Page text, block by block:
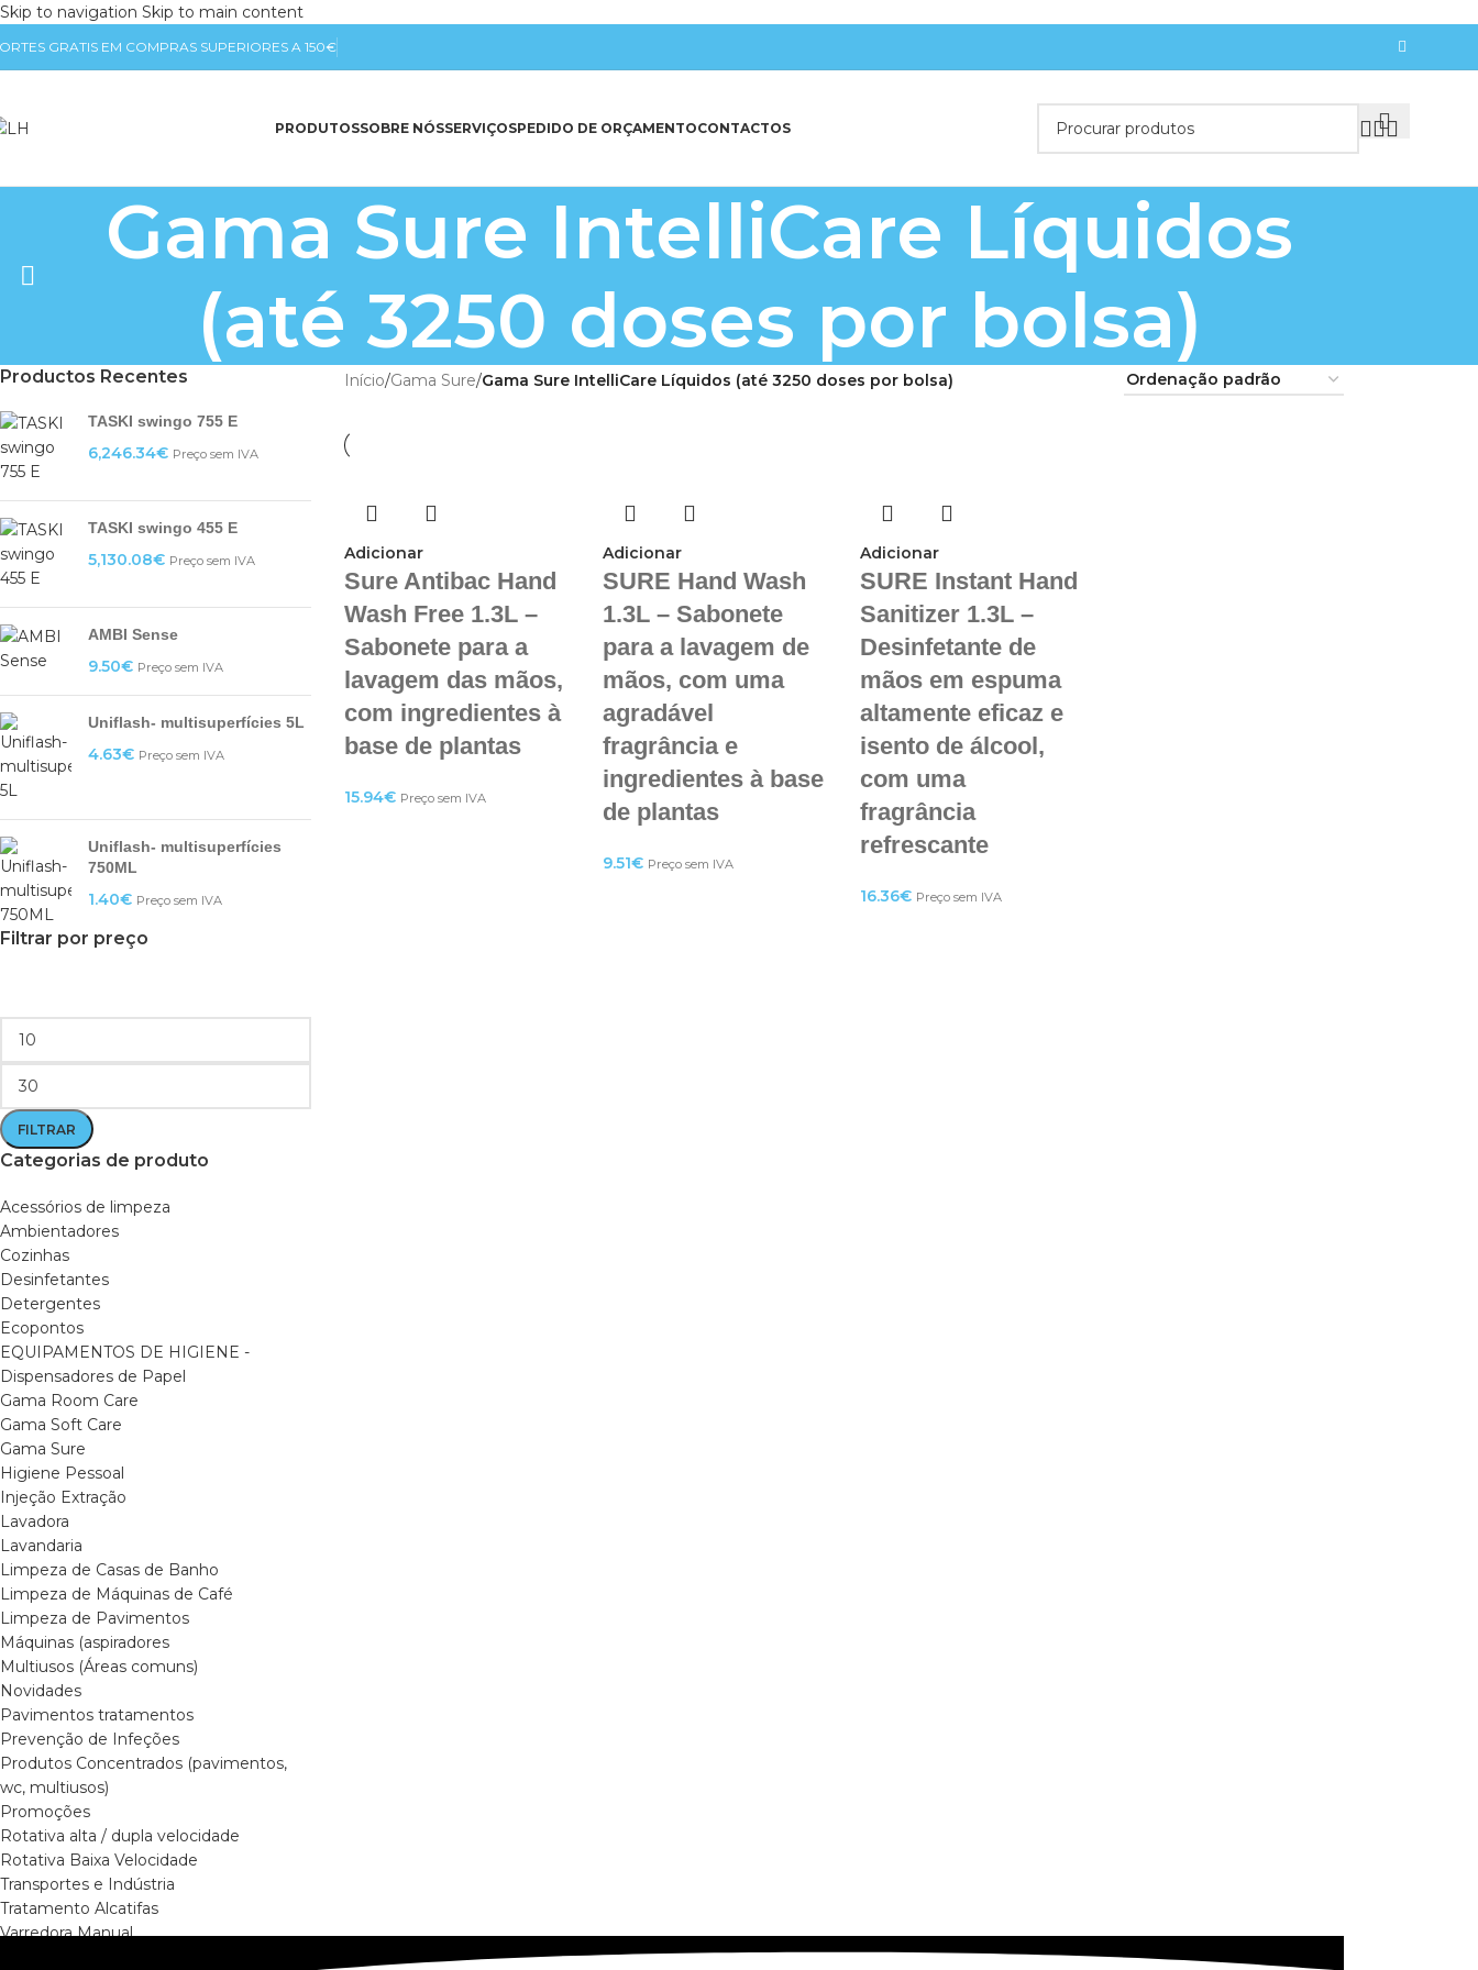
Skip to navigation Skip to main content
GRATIS EM COMPRAS SUPERIORES A 150€
PRODUTOSSOBRE NÓSSERVIÇOSPEDIDO DE ORÇAMENTOCONTACTOS
Gama Sure IntelliCare Líquidos
(até 3250 doses por bolsa)
Productos Recentes
TASKI swingo 755 E
6,246.34€ Preço sem IVA
TASKI swingo 455 E
5,130.08€ Preço sem IVA
AMBI Sense
9.50€ Preço sem IVA
Uniflash- multisuperfícies 5L
4.63€ Preço sem IVA
Uniflash- multisuperfícies
750ML
1.40€ Preço sem IVA
Filtrar por preço
FILTRAR
Categorias de produto
Acessórios de limpeza
Ambientadores
Cozinhas
Desinfetantes
Detergentes
Ecopontos
EQUIPAMENTOS DE HIGIENE -
Dispensadores de Papel
Gama Room Care
Gama Soft Care
Gama Sure
Higiene Pessoal
Injeção Extração
Lavadora
Lavandaria
Limpeza de Casas de Banho
Limpeza de Máquinas de Café
Limpeza de Pavimentos
Máquinas (aspiradores
Multiusos (Áreas comuns)
Novidades
Pavimentos tratamentos
Prevenção de Infeções
Produtos Concentrados (pavimentos,
wc, multiusos)
Promoções
Rotativa alta / dupla velocidade
Rotativa Baixa Velocidade
Transportes e Indústria
Tratamento Alcatifas
Varredora Manual
Início/Gama Sure/Gama Sure IntelliCare Líquidos (até 3250 doses por bolsa)
Adicionar
Sure Antibac Hand
Wash Free 1.3L –
Sabonete para a
lavagem das mãos,
com ingredientes à
base de plantas
15.94€ Preço sem IVA
Adicionar
SURE Hand Wash
1.3L – Sabonete
para a lavagem de
mãos, com uma
agradável
fragrância e
ingredientes à base
de plantas
9.51€ Preço sem IVA
Adicionar
SURE Instant Hand
Sanitizer 1.3L –
Desinfetante de
mãos em espuma
altamente eficaz e
isento de álcool,
com uma
fragrância
refrescante
16.36€ Preço sem IVA